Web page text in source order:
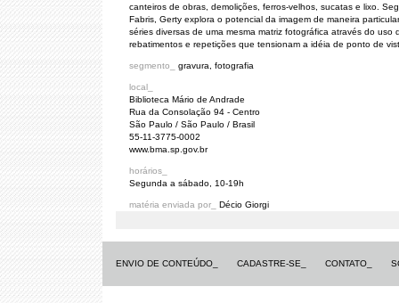
canteiros de obras, demolições, ferros-velhos, sucatas e lixo.
Fabris, Gerty explora o potencial da imagem de maneira
séries diversas de uma mesma matriz fotográfica através do uso
rebatimentos e repetições que tensionam a idéia de ponto de
segmento_ gravura, fotografia
local_
Biblioteca Mário de Andrade
Rua da Consolação 94 - Centro
São Paulo / São Paulo / Brasil
55-11-3775-0002
www.bma.sp.gov.br
horários_
Segunda a sábado, 10-19h
matéria enviada por_ Décio Giorgi
ENVIO DE CONTEÚDO_ CADASTRE-SE_ CONTATO_